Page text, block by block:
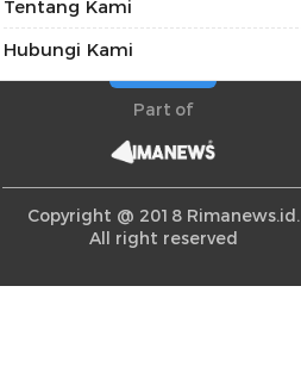
Tentang Kami
Hubungi Kami
Part of
Copyright @ 2018 Rimanews.id.
All right reserved